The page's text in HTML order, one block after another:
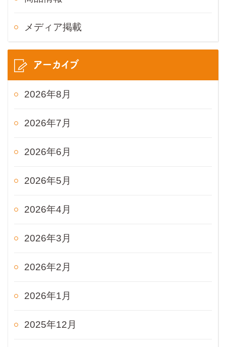
メディア掲載
アーカイブ
2026年8月
2026年7月
2026年6月
2026年5月
2026年4月
2026年3月
2026年2月
2026年1月
2025年12月